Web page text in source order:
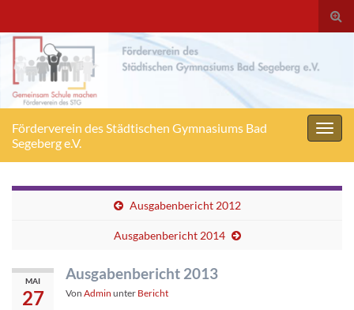
Förderverein des Städtischen Gymnasiums Bad
Segeberg e.V.
Ausgabenbericht 2012
Ausgabenbericht 2014
MAI
27
Ausgabenbericht 2013
Von Admin unter Bericht